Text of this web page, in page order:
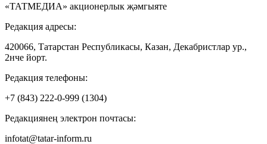
«ТАТМЕДИА» акционерлык җәмгыяте
Редакция адресы:
420066, Татарстан Республикасы, Казан, Декабристлар ур.,
2нче йорт.
Редакция телефоны:
+7 (843) 222-0-999 (1304)
Редакциянең электрон почтасы:
infotat@tatar-inform.ru